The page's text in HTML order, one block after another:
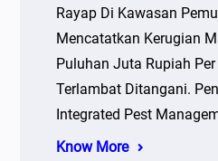
Rayap Di Kawasan
Mencatatkan Kerugian
Puluhan Juta Rupiah
Terlambat Ditangani.
Integrated Pest
Know More